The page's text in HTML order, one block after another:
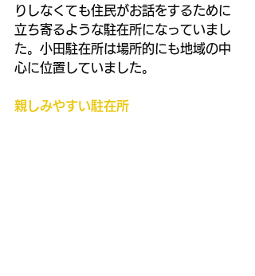
りしなくても住民がお話をするために
立ち寄るような駐在所になっていまし
た。小田駐在所は場所的にも地域の中
心に位置していました。
親しみやすい駐在所